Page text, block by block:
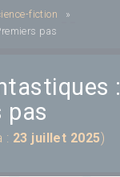
fiction
»
pas
:
pas
: 23 juillet 2025)